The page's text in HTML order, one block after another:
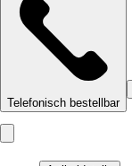
Telefonisch bestellbar